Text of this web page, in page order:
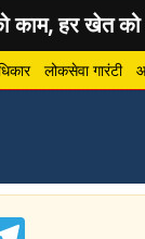
काम, हर खेत को
लोकसेवा गारंटी